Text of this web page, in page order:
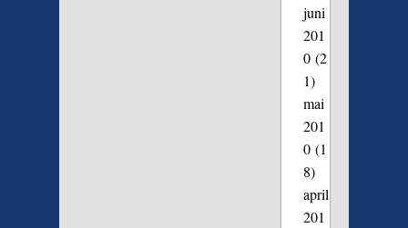
juni
201
0(2
1)
mai
201
0(1
8)
april
201